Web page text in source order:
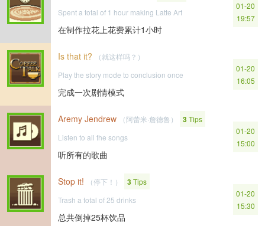
Spent a total of 1 hour making Latte Art
在制作拉花上花费累计1小时
01-20
19:57
Is that it?
（就这样吗？）
Play the story mode to conclusion once
完成一次剧情模式
01-20
16:05
Aremy Jendrew （阿蕾米·詹德鲁） 3Tips
Listen to all the songs
听所有的歌曲
01-20
15:00
Stop it! （停下！） 3Tips
Trash a total of 25 drinks
总共倒掉25杯饮品
01-20
15:30